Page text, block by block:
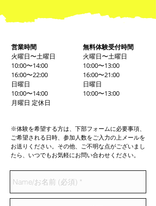
営業時間
火曜日〜土曜日
10:00〜14:00
16:00〜22:00
日曜日
10:00〜14:00
月曜日 定休日
無料体験受付時間
火曜日〜土曜日
10:00〜13:00
16:00〜21:00
日曜日
10:00〜13:00
※体験を希望する方は、下部フォームに必要事項、
ご希望される日時、参加人数をご入力の上メールを
お送りください。その他、ご不明な点がございまし
たら、いつでもお気軽にお問い合わせください。